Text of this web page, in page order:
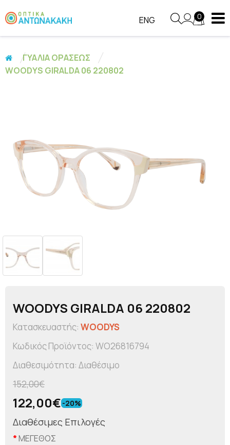
ENG 0
ΓΥΑΛΙΑ ΟΡΑΣΕΩΣ
WOODYS GIRALDA 06 220802
WOODYS GIRALDA 06 220802
Κατασκευαστής: WOODYS
Κωδικός Προϊόντος: WO26816794
Διαθεσιμότητα: Διαθέσιμο
152,00€
122,00€ -20%
Διαθέσιμες Επιλογές
ΜΕΓΕΘΟΣ